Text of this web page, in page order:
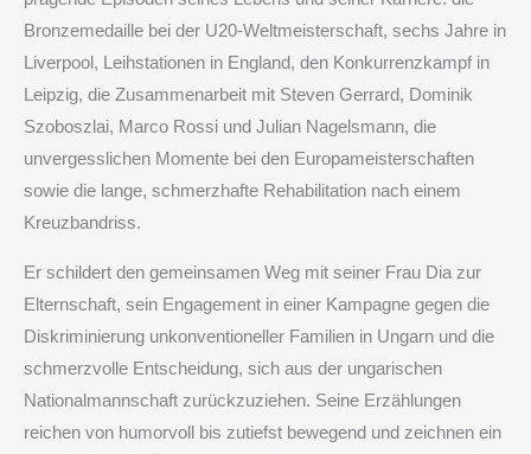
Bronzemedaille bei der U20-Weltmeisterschaft, sechs Jahre in
Liverpool, Leihstationen in England, den Konkurrenzkampf in
Leipzig, die Zusammenarbeit mit Steven Gerrard, Dominik
Szoboszlai, Marco Rossi und Julian Nagelsmann, die
unvergesslichen Momente bei den Europameisterschaften
sowie die lange, schmerzhafte Rehabilitation nach einem
Kreuzbandriss.
Er schildert den gemeinsamen Weg mit seiner Frau Dia zur
Elternschaft, sein Engagement in einer Kampagne gegen die
Diskriminierung unkonventioneller Familien in Ungarn und die
schmerzvolle Entscheidung, sich aus der ungarischen
Nationalmannschaft zurückzuziehen. Seine Erzählungen
reichen von humorvoll bis zutiefst bewegend und zeichnen ein